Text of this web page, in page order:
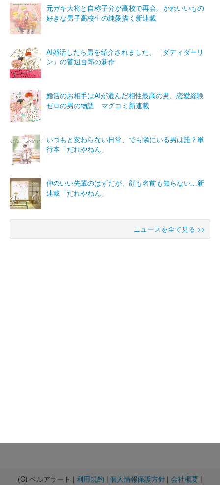
元ガキ大将と自称子分が高校で再会、かわいいもの
好きな男子高校生の純愛描く新連載
AI婚活したら男を紹介されました、「ダディダーリ
ン」の菅辺吾郎の新作
婚活のお相手はAIが選んだ相性最高の男、恋愛経験
ゼロの男の物語 マグコミ新連載
いつもと変わらない日常、でも隣にいる男は誰？単
行本「だれやねん」
仲のいい先輩のはずだが、顔も名前も知らない…新
連載「だれやねん」
ニュースを全て見る >>
(C) ベルアラート | 利用規約 | 個人情報保護方針 | 会社概要 |